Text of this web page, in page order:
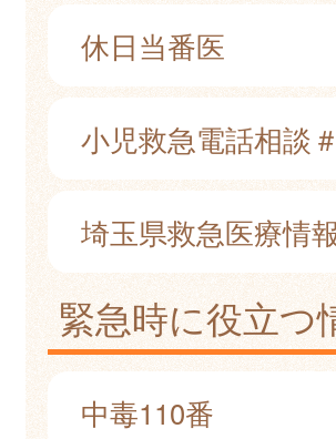
休日当番医
小児救急電話相談
埼玉県救急医療情
緊急時に役立つ
中毒110番